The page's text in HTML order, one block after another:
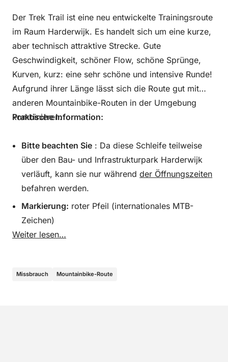
Der Trek Trail ist eine neu entwickelte Trainingsroute
im Raum Harderwijk. Es handelt sich um eine kurze,
aber technisch attraktive Strecke. Gute
Geschwindigkeit, schöner Flow, schöne Sprünge,
Kurven, kurz: eine sehr schöne und intensive Runde!
Aufgrund ihrer Länge lässt sich die Route gut mit
anderen Mountainbike-Routen in der Umgebung
kombinieren.
Praktische Information:
Bitte beachten Sie : Da diese Schleife teilweise
über den Bau- und Infrastrukturpark Harderwijk
verläuft, kann sie nur währendder Öffnungszeiten
befahren werden.
Markierung: roter Pfeil (internationales MTB-
Zeichen)
Entfernung:
Vignettenpflicht:Nein
Weiter lesen…
Missbrauch Mountainbike-Route